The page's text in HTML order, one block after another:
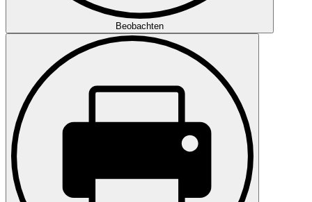
Beobachten